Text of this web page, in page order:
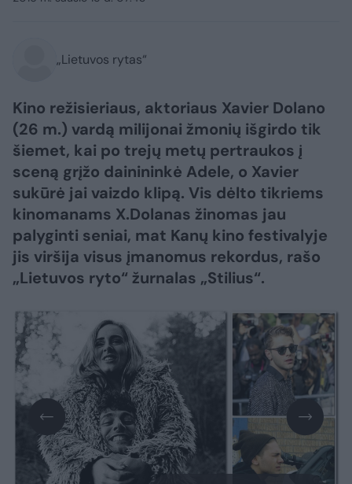
„Lietuvos rytas“
Kino režisieriaus, aktoriaus Xavier Dolano
(26 m.) vardą milijonai žmonių išgirdo tik
šiemet, kai po trejų metų pertraukos į
sceną grįžo dainininkė Adele, o Xavier
sukūrė jai vaizdo klipą. Vis dėlto tikriems
kinomanams X.Dolanas žinomas jau
palyginti seniai, mat Kanų kino festivalyje
jis viršija visus įmanomus rekordus, rašo
„Lietuvos ryto“ žurnalas „Stilius“.